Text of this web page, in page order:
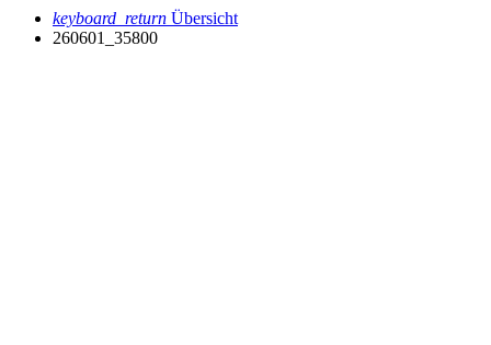
keyboard_return Übersicht
260601_35800